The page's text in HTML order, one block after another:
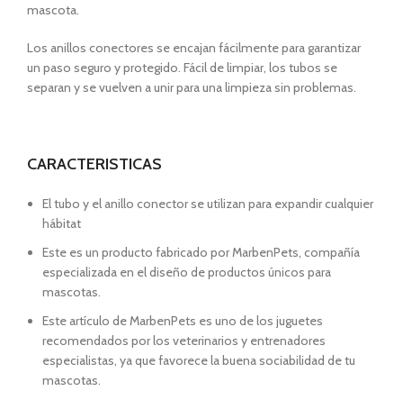
mascota.
Los anillos conectores se encajan fácilmente para garantizar
un paso seguro y protegido. Fácil de limpiar, los tubos se
separan y se vuelven a unir para una limpieza sin problemas.
CARACTERISTICAS
El tubo y el anillo conector se utilizan para expandir cualquier
hábitat
Este es un producto fabricado por MarbenPets, compañía
especializada en el diseño de productos únicos para
mascotas.
Este artículo de MarbenPets es uno de los juguetes
recomendados por los veterinarios y entrenadores
especialistas, ya que favorece la buena sociabilidad de tu
mascotas.